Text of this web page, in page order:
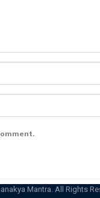
Mantra. All Rights